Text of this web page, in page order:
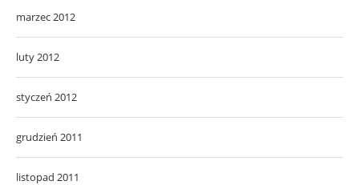
marzec 2012
luty 2012
styczeń 2012
grudzień 2011
listopad 2011